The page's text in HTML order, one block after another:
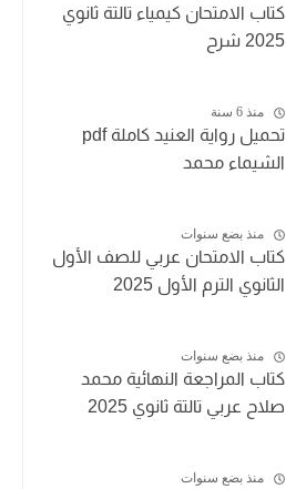
كتاب الامتحان كيمياء تالتة ثانوي
2025 شرح
منذ 6 سنة
تحميل رواية العنيد كاملة pdf
الشيماء محمد
منذ بضع سنوات
كتاب الامتحان عربي للصف الأول
الثانوي الترم الأول 2025
منذ بضع سنوات
كتاب المراجعة النهائية محمد
صلاح عربي تالتة ثانوي 2025
منذ بضع سنوات